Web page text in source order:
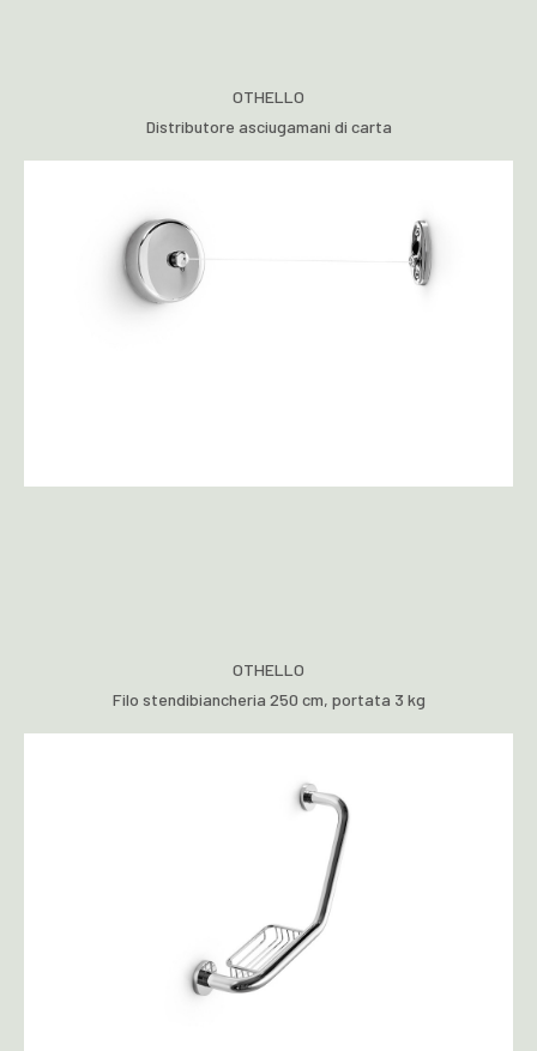
OTHELLO
Distributore asciugamani di carta
OTHELLO
Filo stendibiancheria 250 cm, portata 3 kg